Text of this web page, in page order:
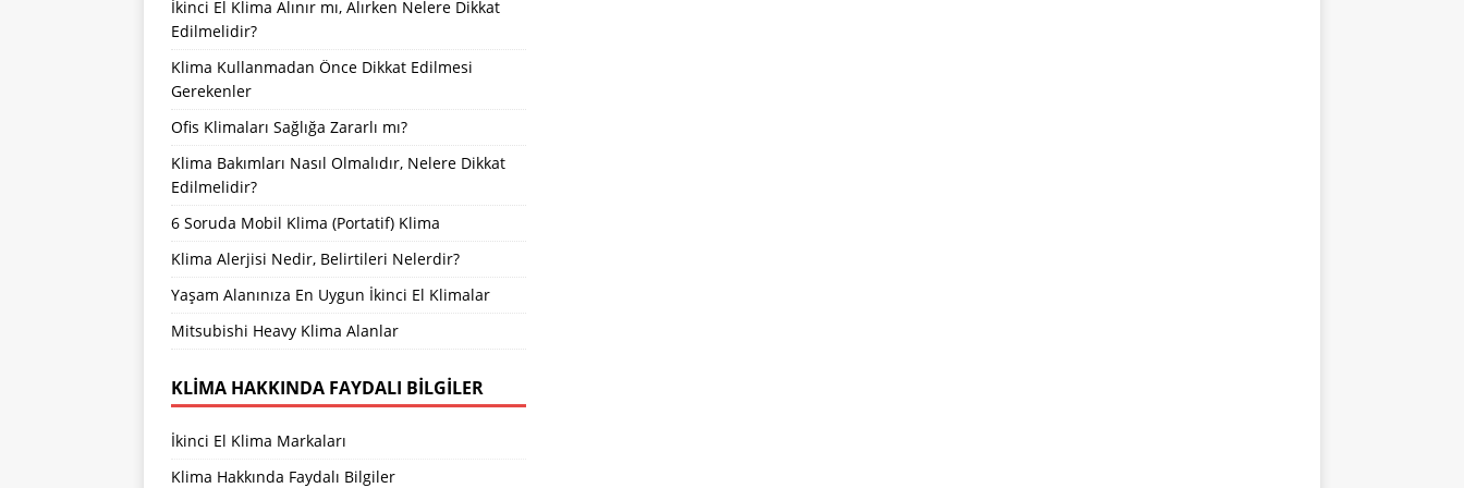
İkinci El Klima Alınır mı, Alırken Nelere Dikkat
Edilmelidir?
Klima Kullanmadan Önce Dikkat Edilmesi
Gerekenler
Ofis Klimaları Sağlığa Zararlı mı?
Klima Bakımları Nasıl Olmalıdır, Nelere Dikkat
Edilmelidir?
6 Soruda Mobil Klima (Portatif) Klima
Klima Alerjisi Nedir, Belirtileri Nelerdir?
Yaşam Alanınıza En Uygun İkinci El Klimalar
Mitsubishi Heavy Klima Alanlar
KLIMA HAKKINDA FAYDALI BILGILER
İkinci El Klima Markaları
Klima Hakkında Faydalı Bilgiler